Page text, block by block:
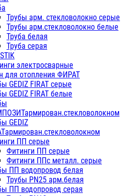
Трубы арм. стекловолокно серые
Трубы арм.стекловолокно белые
Труба белая
Труба серая
электросварные
для отопления ФИРАТ
GEDIZ FIRAT серые
GEDIZ FIRAT белые
GEDIZ
ПП серые
Фитинги ПП серые
Фитинги ППс металл. серые
ПП водопровод белая
Трубы PN25 арм.белая
ПП водопровод серая